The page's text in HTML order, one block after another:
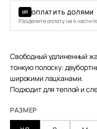
ОПЛАТИТЬ ДОЛЯМИ
Разделите оплату на 4 части
Свободный удлиненный
тонкую полоску:
широкими лацканами.
Подходит для теплой и
РАЗМЕР